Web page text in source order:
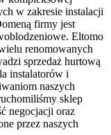
w zakresie instalacji
firmy jest
Eltomo
renomowanych
sprzedaż hurtową
instalatorów i
naszych
sklep
negocjacji oraz
przez naszych